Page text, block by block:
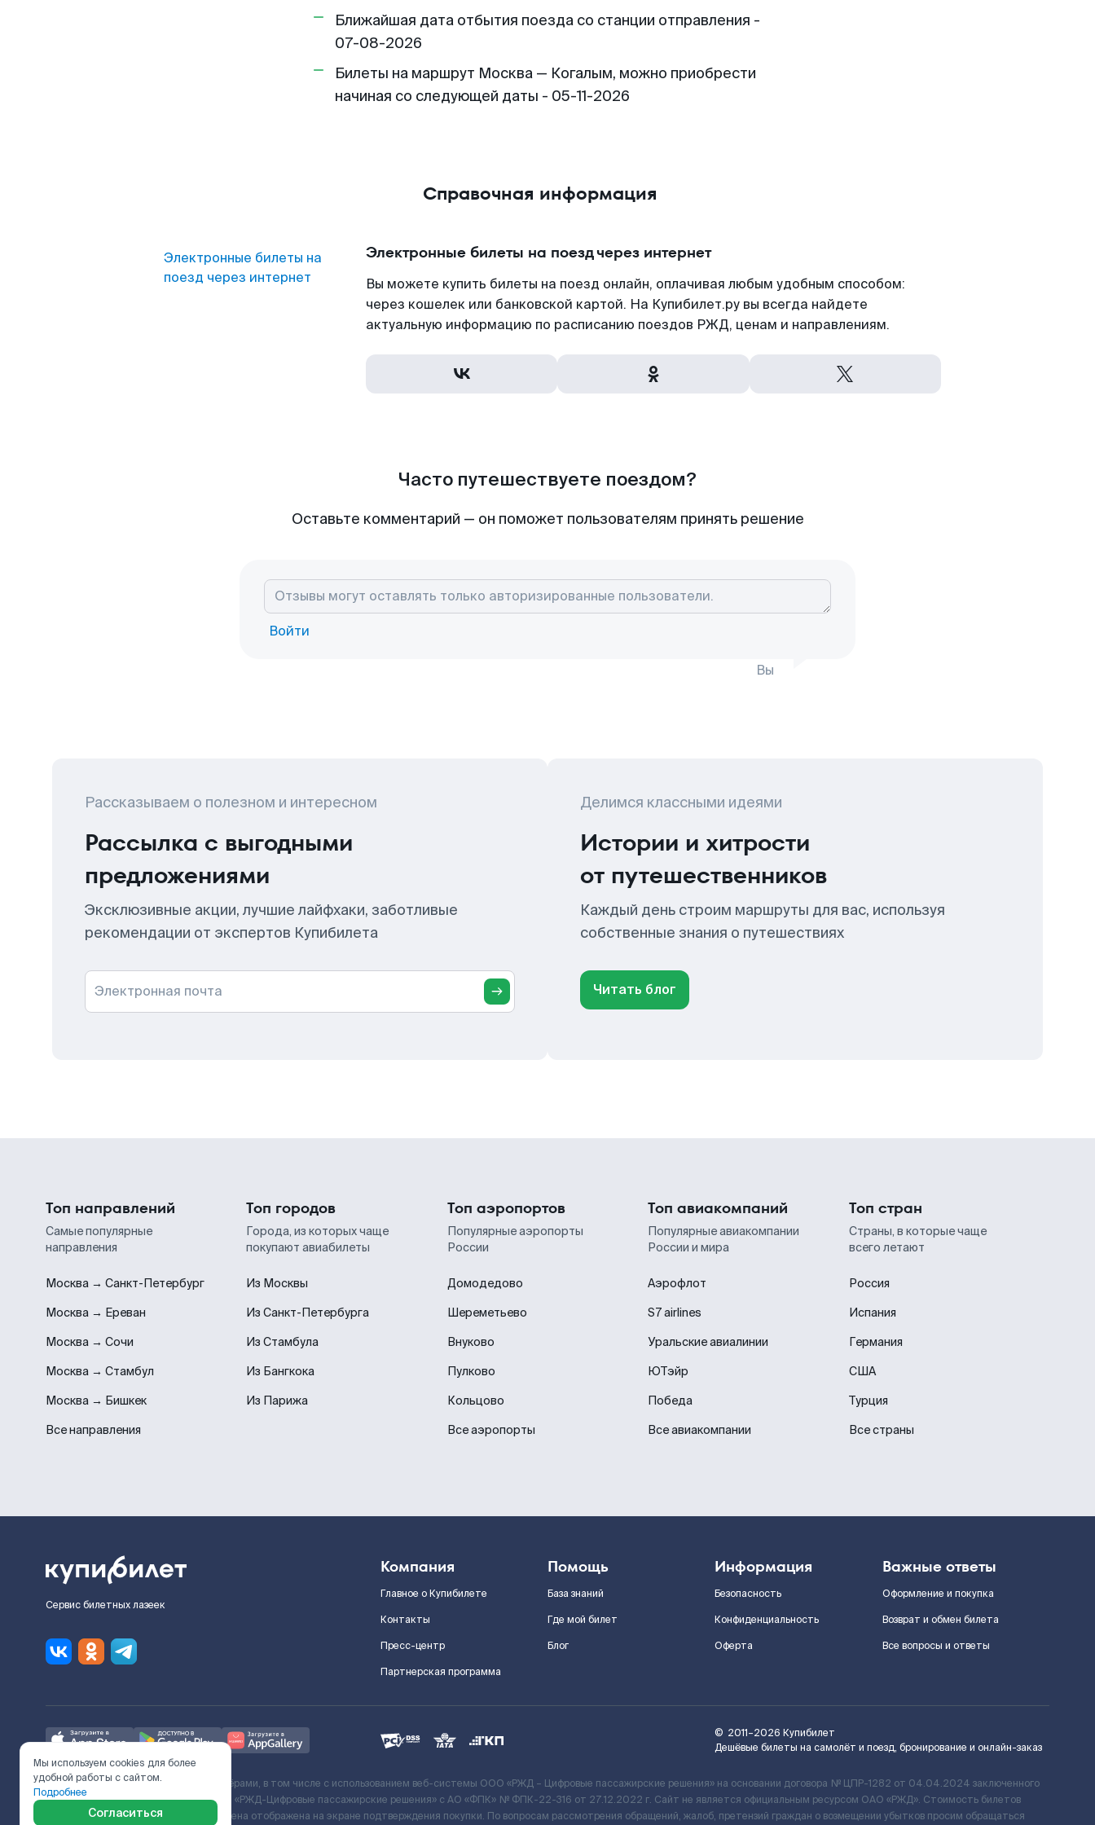
Ближайшая дата отбытия поезда со станции отправления -
07-08-2026
Билеты на маршрут Москва — Когалым, можно приобрести
начиная со следующей даты - 05-11-2026
Справочная информация
Электронные билеты на
поезд через интернет
Электронные билеты на поезд через интернет
Вы можете купить билеты на поезд онлайн, оплачивая любым удобным способом:
через кошелек или банковской картой. На Купибилет.ру вы всегда найдете
актуальную информацию по расписанию поездов РЖД, ценам и направлениям.
Часто путешествуете поездом?
Оставьте комментарий — он поможет пользователям принять решение
Войти
Вы
Рассказываем о полезном и интересном
Рассылка с выгодными
предложениями
Эксклюзивные акции, лучшие лайфхаки, заботливые
рекомендации от экспертов Купибилета
Электронная почта
Делимся классными идеями
Истории и хитрости
от путешественников
Каждый день строим маршруты для вас, используя
собственные знания о путешествиях
Читать блог
Топ направлений
Самые популярные
направления
Москва → Санкт-Петербург
Москва → Ереван
Москва → Сочи
Москва → Стамбул
Москва → Бишкек
Все направления
Топ городов
Города, из которых чаще
покупают авиабилеты
Из Москвы
Из Санкт-Петербурга
Из Стамбула
Из Бангкока
Из Парижа
Топ аэропортов
Популярные аэропорты
России
Домодедово
Шереметьево
Внуково
Пулково
Кольцово
Все аэропорты
Топ авиакомпаний
Популярные авиакомпании
России и мира
Аэрофлот
S7 airlines
Уральские авиалинии
ЮТэйр
Победа
Все авиакомпании
Топ стран
Страны, в которые чаще
всего летают
Россия
Испания
Германия
США
Турция
Все страны
Сервис билетных лазеек
Компания
Главное о Купибилете
Контакты
Пресс-центр
Партнерская программа
Помощь
База знаний
Где мой билет
Блог
Информация
Безопасность
Конфиденциальность
Оферта
Важные ответы
Оформление и покупка
Возврат и обмен билета
Все вопросы и ответы
© 2011–2026 Купибилет
Дешёвые билеты на самолёт и поезд, бронирование и онлайн-заказ
Ж/Д билеты предоставляются партнёрами, в том числе с использованием веб-системы ООО «РЖД – Цифровые пассажирские решения» на основании договора № ЦПР-1282 от 04.04.2024 заключенного
с Поставщиком услуг и Договора ООО «РЖД-Цифровые пассажирские решения» c АО «ФПК» № ФПК-22-316 от 27.12.2022 г. Сайт не является официальным ресурсом ОАО «РЖД». Стоимость билетов
включает сервисный сбор. Итоговая цена отображена на экране подтверждения покупки. По вопросам рассмотрения обращений, жалоб, претензий граждан о возмещении убытков просим обращаться
Мы используем cookies для более
удобной работы с сайтом.
Подробнее
Согласиться